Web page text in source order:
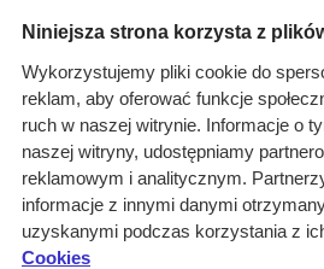
Menu
O nas
Rozwiązania
Monitoring
przetargów
Raporty
przetargowe
Niniejsza strona korzysta z
Wykorzystujemy pliki cookie do
reklam, aby oferować funkcje
ruch w naszej witrynie. Informacje o
naszej witryny, udostępniamy
reklamowym i analitycznym.
informacje z innymi danymi
uzyskanymi podczas korzystania z
Cookies